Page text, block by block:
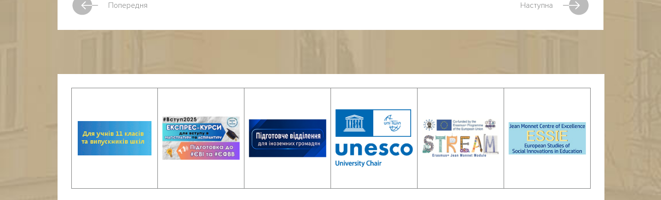
Попередня Наступна